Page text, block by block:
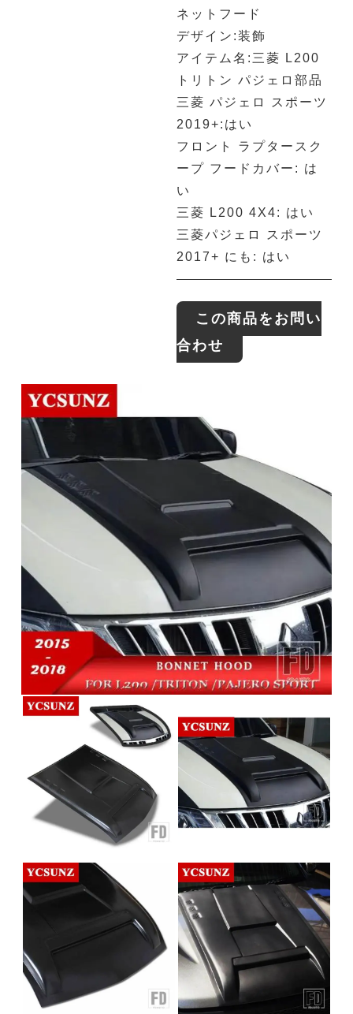
ネットフード
デザイン:装飾
アイテム名:三菱 L200
トリトン パジェロ部品
三菱 パジェロ スポーツ
2019+:はい
フロント ラプタースク
ープ フードカバー: は
い
三菱 L200 4X4: はい
三菱パジェロ スポーツ
2017+ にも: はい
この商品をお問い
合わせ